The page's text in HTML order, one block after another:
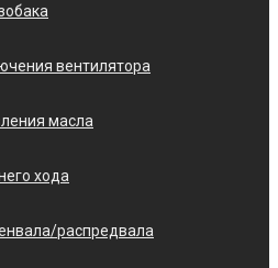
вентилятора
масла
хода
распредвала